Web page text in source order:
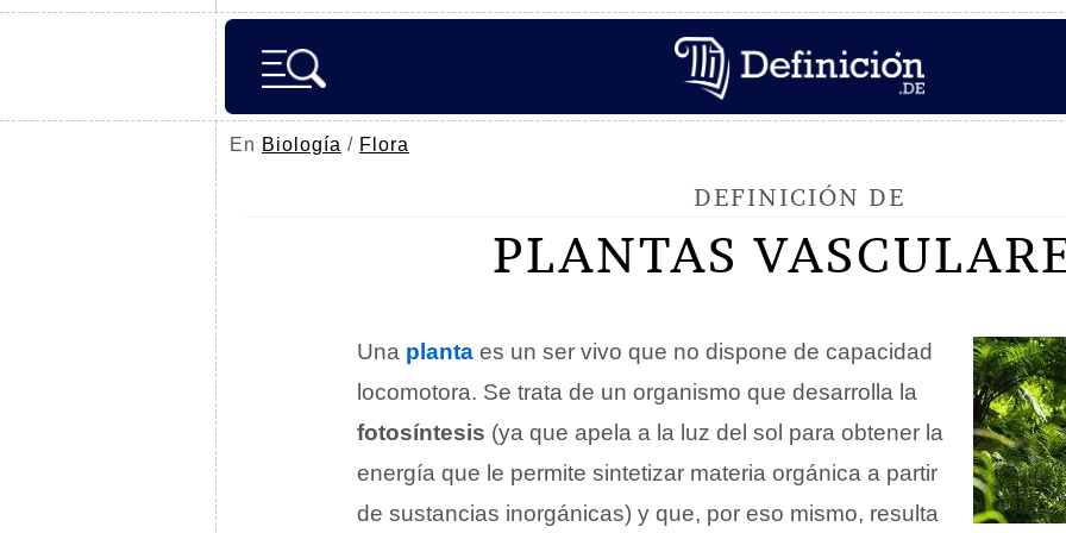
En Biología / Flora
DEFINICIÓN DE
PLANTAS
Una planta es un ser vivo que no dispone de capacidad
locomotora. Se trata de un organismo que desarrolla la
fotosíntesis (ya que apela a la luz del sol para obtener la
energía que le permite sintetizar materia orgánica a partir
de sustancias inorgánicas) y que, por eso mismo, resulta